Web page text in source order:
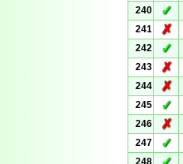
240
✓
241
✗
242
✓
243
✗
244
✗
245
✓
246
✗
247
✓
248